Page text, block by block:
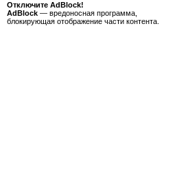
Отключите AdBlock!
AdBlock — вредоносная программа,
блокирующая отображение части контента.